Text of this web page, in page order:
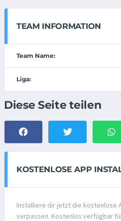
TEAM INFORMATION
Team Name:
Liga:
Diese Seite teilen
KOSTENLOSE APP
Installiere dir jetzt die kostenlose
verpassen. Kostenlos verfügbar